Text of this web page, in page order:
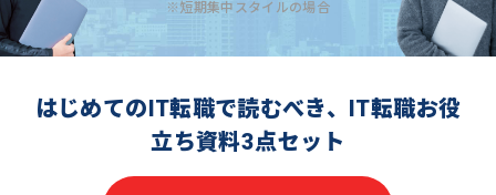
※短期集中スタイルの場合
はじめてのIT転職で読むべき、IT転職お役
立ち資料3点セット